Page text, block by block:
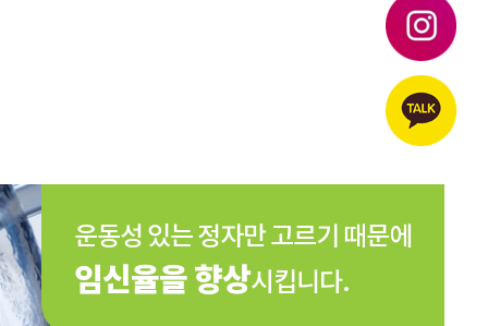
운동성 있는 정자만 고르기 때문에
임신율을 향상시킵니다.